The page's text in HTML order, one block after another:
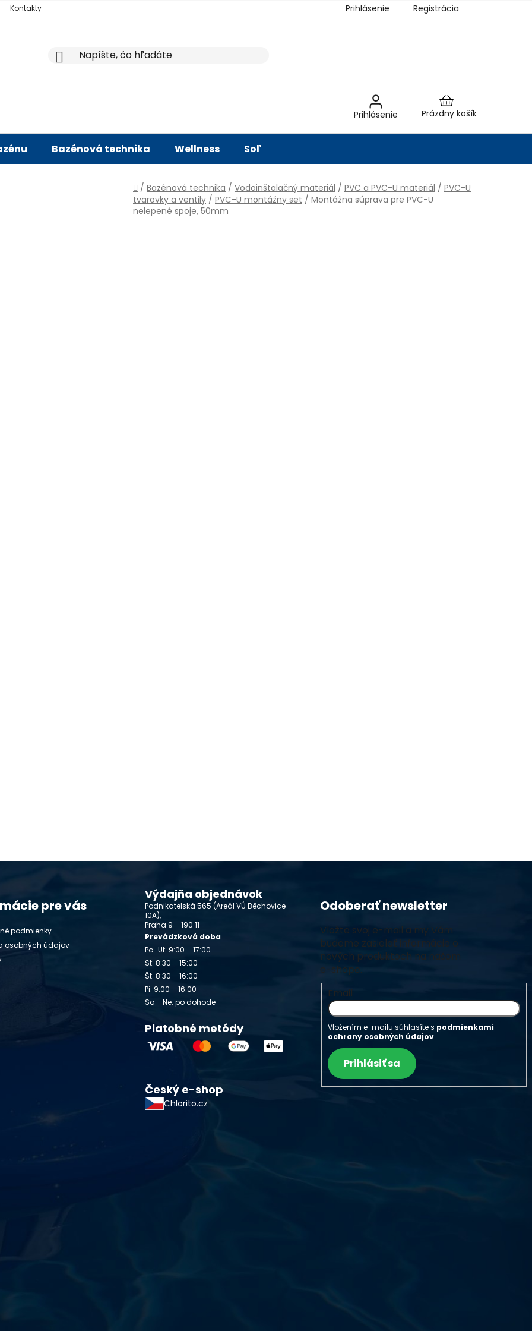
Kontakty Prihlásenie Registrácia
Prihlásenie
Nákupný
Prázdny košík
Bazénová technika Wellness Soľ
Domov
/ Bazénová technika / Vodoinštalačný materiál / PVC a PVC-U materiál / PVC-U
tvarovky a ventily / PVC-U montážny set / Montážna súprava pre PVC-U
nelepené spoje, 50mm
pre vás
podmienky
osobných údajov
Výdajňa objednávok
Podnikatelská 565 (Areál VÚ Běchovice
10A),
Praha 9 – 190 11
Prevádzková doba
Po–Ut: 9:00 – 17:00
St: 8:30 – 15:00
Št: 8:30 – 16:00
Pi: 9:00 – 16:00
So – Ne: po dohode
Platobné metódy
Český e-shop
Chlorito.cz
Odoberať newsletter
Vložte svoj e-mail a my Vám
budeme zasielať informácie o
nových produktoch na našom
e-shope.
Email
Vložením e-mailu súhlasíte s podmienkami
ochrany osobných údajov
Prihlásiť sa
o vodu a
vzdelaním v oblasti čistiarní odpadových
zdokonaľovaním v oblasti starostlivosti o vodu.
vlastnej výroby pre čistú a bezpečnú
na najlepších európskych surovinách a